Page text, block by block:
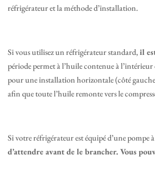
réfrigérateur et la méthode d’installation.
Si vous utilisez un réfrigérateur standard,il
période permet à l’huile contenue à
pour une installation horizontale (côté
afin que toute l’huile remonte vers le
Si votre réfrigérateur est équipé d’une
d’attendre avant de le brancher. Vous